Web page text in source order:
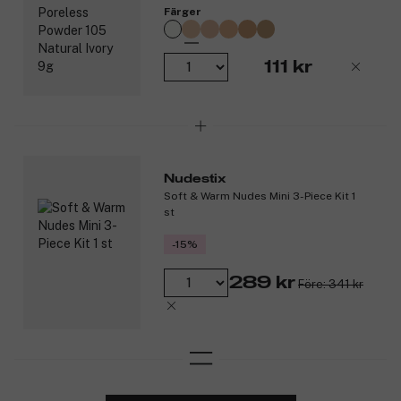
Färger
111 kr
Nudestix
Soft & Warm Nudes Mini 3-Piece Kit 1
st
-15%
289 kr Före: 341 kr